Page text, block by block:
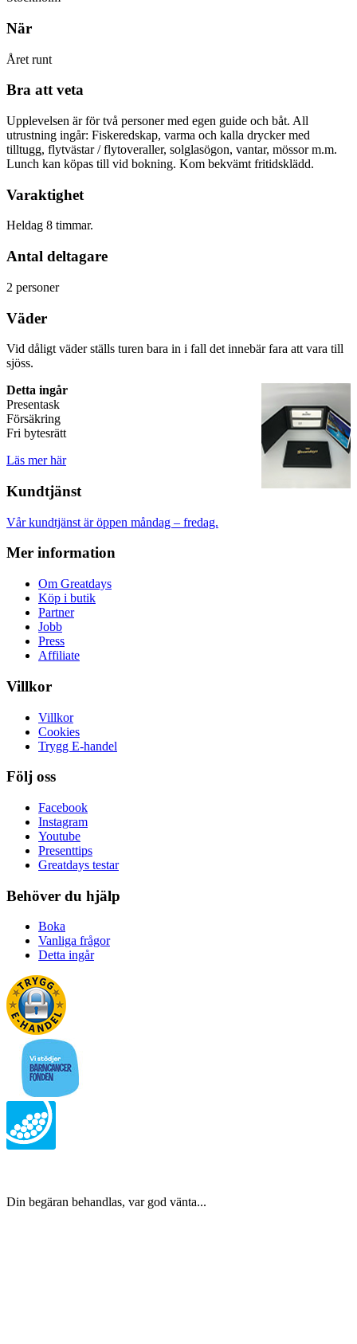
När
Året runt
Bra att veta
Upplevelsen är för två personer med egen guide och båt. All
utrustning ingår: Fiskeredskap, varma och kalla drycker med
tilltugg, flytvästar / flytoveraller, solglasögon, vantar, mössor m.m.
Lunch kan köpas till vid bokning. Kom bekvämt fritidsklädd.
Varaktighet
Heldag 8 timmar.
Antal deltagare
2 personer
Väder
Vid dåligt väder ställs turen bara in i fall det innebär fara att vara till
sjöss.
Detta ingår
Presentask
Försäkring
Fri bytesrätt
Läs mer här
Kundtjänst
Vår kundtjänst är öppen måndag – fredag.
Mer information
Om Greatdays
Köp i butik
Partner
Jobb
Press
Affiliate
Villkor
Villkor
Cookies
Trygg E-handel
Följ oss
Facebook
Instagram
Youtube
Presenttips
Greatdays testar
Behöver du hjälp
Boka
Vanliga frågor
Detta ingår
Din begäran behandlas, var god vänta...